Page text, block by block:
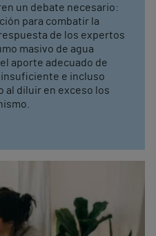
un debate necesario:
para combatir la
de los expertos
masivo de agua
aporte adecuado de
e incluso
al diluir en exceso los